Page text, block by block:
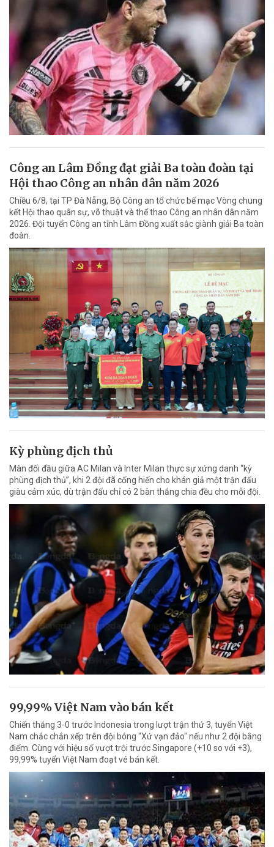
Công an Lâm Đồng đạt giải Ba toàn đoàn tại
Hội thao Công an nhân dân năm 2026
Chiều 6/8, tại TP Đà Nẵng, Bộ Công an tổ chức bế mạc Vòng chung
kết Hội thao quân sự, võ thuật và thể thao Công an nhân dân năm
2026. Đội tuyển Công an tỉnh Lâm Đồng xuất sắc giành giải Ba toàn
đoàn.
Kỳ phùng địch thủ
Màn đối đầu giữa AC Milan và Inter Milan thực sự xứng danh “kỳ
phùng địch thủ”, khi 2 đội đã cống hiến cho khán giả một trận đấu
giàu cảm xúc, dù trận đấu chỉ có 2 bàn thắng chia đều cho mỗi đội.
99,99% Việt Nam vào bán kết
Chiến thắng 3-0 trước Indonesia trong lượt trận thứ 3, tuyển Việt
Nam chắc chắn xếp trên đội bóng "Xứ vạn đảo" nếu như 2 đội bằng
điểm. Cùng với hiệu số vượt trội trước Singapore (+10 so với +3),
99,99% tuyển Việt Nam đoạt vé bán kết.